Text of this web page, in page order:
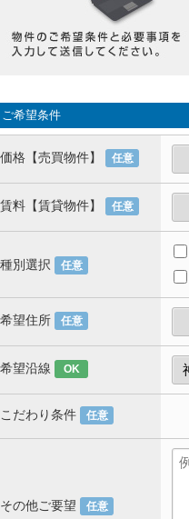
ご希望条件
価格【売買物件】 任意
賃料【賃貸物件】 任意
種別選択 任意
希望住所 任意
希望沿線 OK
こだわり条件 任意
その他ご要望 任意